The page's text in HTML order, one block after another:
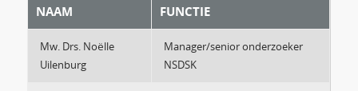
NAAM FUNCTIE
Mw. Drs. Noëlle
Uilenburg
Manager/senior onderzoeker
NSDSK